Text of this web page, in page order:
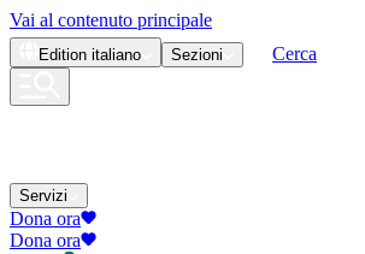
Vai al contenuto principale
Edition italiano Sezioni Cerca
Servizi
Dona ora
Dona ora